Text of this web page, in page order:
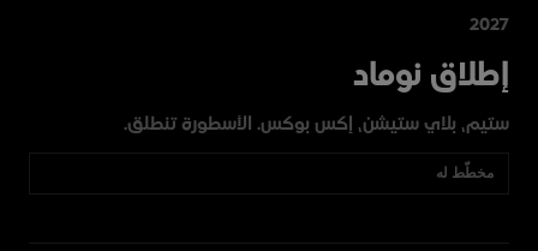
2027
إطلاق نوماد
ستيم، بلاي ستيشن، إكس بوكس. الأسطورة تنطلق.
مخطّط له